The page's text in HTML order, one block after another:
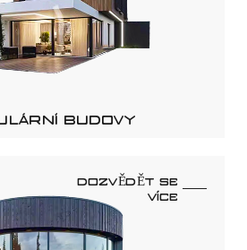
BUDOVY
DOZVĚDĚT SE
VÍCE